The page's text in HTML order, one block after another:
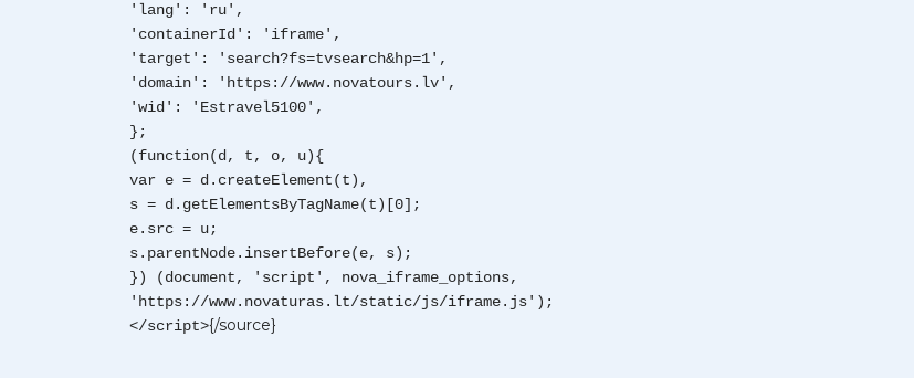
'lang': 'ru',
'containerId': 'iframe',
'target': 'search?fs=tvsearch&hp=1',
'domain': 'https://www.novatours.lv',
'wid': 'Estravel5100',
};
(function(d, t, o, u){
var e = d.createElement(t),
s = d.getElementsByTagName(t)[0];
e.src = u;
s.parentNode.insertBefore(e, s);
}) (document, 'script', nova_iframe_options,
'https://www.novaturas.lt/static/js/iframe.js');
</script>{/source}